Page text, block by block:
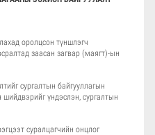
оролцсон түншлэгч
заасан загвар (маягт)-ын
сургалтын байгууллагын
үндэслэн, сургалтын
суралцагчийн онцлог